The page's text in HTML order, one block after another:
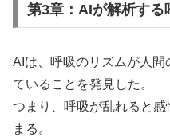
第3章：AIが解析する
AIは、呼吸のリズムが人間
ていることを発見した。
つまり、呼吸が乱れると
まる。